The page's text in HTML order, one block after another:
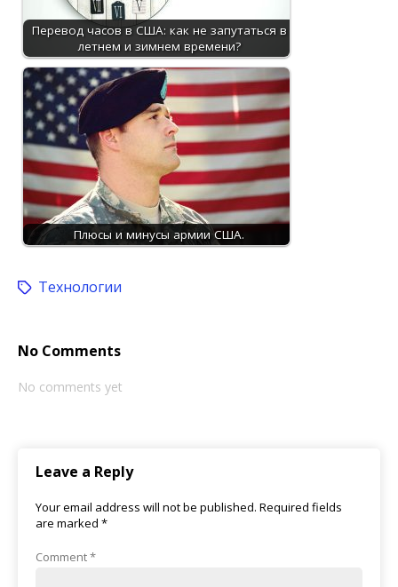
Перевод часов в США: как не запутаться в
летнем и зимнем времени?
Плюсы и минусы армии США.
Технологии
No Comments
No comments yet
Leave a Reply
Your email address will not be published. Required fields
are marked *
Comment*